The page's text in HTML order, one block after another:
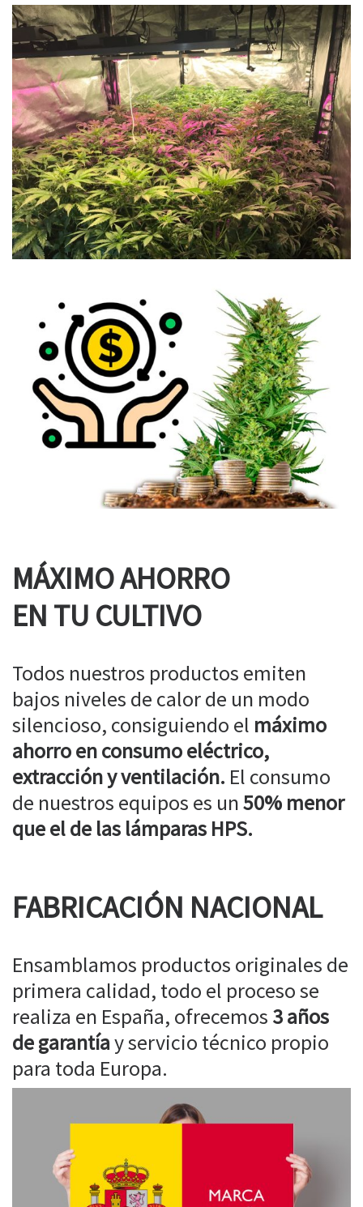
MÁXIMO AHORRO
EN TU CULTIVO
Todos nuestros productos emiten
bajos niveles de calor de un modo
silencioso, consiguiendo el máximo
ahorro en consumo eléctrico,
extracción y ventilación. El consumo
de nuestros equipos es un50% menor
que el de las lámparas HPS.
FABRICACIÓN NACIONAL
Ensamblamos productos originales de
primera calidad, todo el proceso se
realiza en España, ofrecemos 3 años
de garantíay servicio técnico propio
para toda Europa.